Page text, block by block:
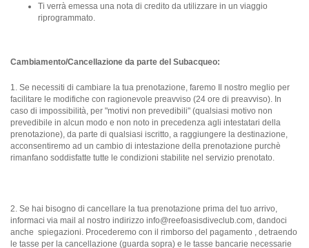
Ti verrà emessa una nota di credito da utilizzare in un viaggio
riprogrammato.
Cambiamento/Cancellazione da parte del Subacqueo:
1. Se necessiti di cambiare la tua prenotazione, faremo Il nostro meglio per
facilitare le modifiche con ragionevole preavviso (24 ore di preavviso). In
caso di impossibilità, per "motivi non prevedibili" (qualsiasi motivo non
prevedibile in alcun modo e non noto in precedenza agli intestatari della
prenotazione), da parte di qualsiasi iscritto, a raggiungere la destinazione,
acconsentiremo ad un cambio di intestazione della prenotazione purchè
rimanfano soddisfatte tutte le condizioni stabilite nel servizio prenotato.
2. Se hai bisogno di cancellare la tua prenotazione prima del tuo arrivo,
informaci via mail al nostro indirizzo info@reefoasisdiveclub.com, dandoci
anche spiegazioni. Procederemo con il rimborso del pagamento , detraendo
le tasse per la cancellazione (guarda sopra) e le tasse bancarie necessarie